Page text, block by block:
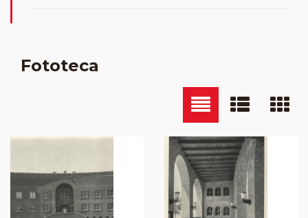
Fototeca